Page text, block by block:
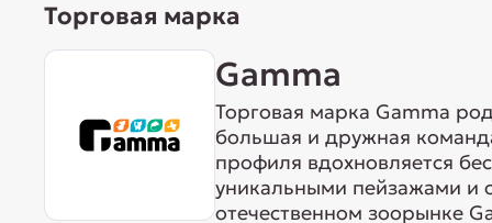
Торговая марка
Gamma
Торговая марка Gamma
большая и дружная
профиля вдохновляется
уникальными пейзажами и
отечественном зоорынке